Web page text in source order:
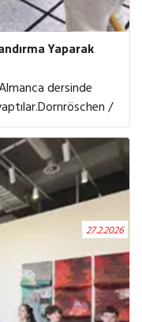
Yaparak
dersinde
/
kalmadılar;
roller üstlendiler ve
Prenses oldular,
yaptıkları
tekrar ettiler hem
Drama,
Almanca
Öğrenirken
27.2.2026